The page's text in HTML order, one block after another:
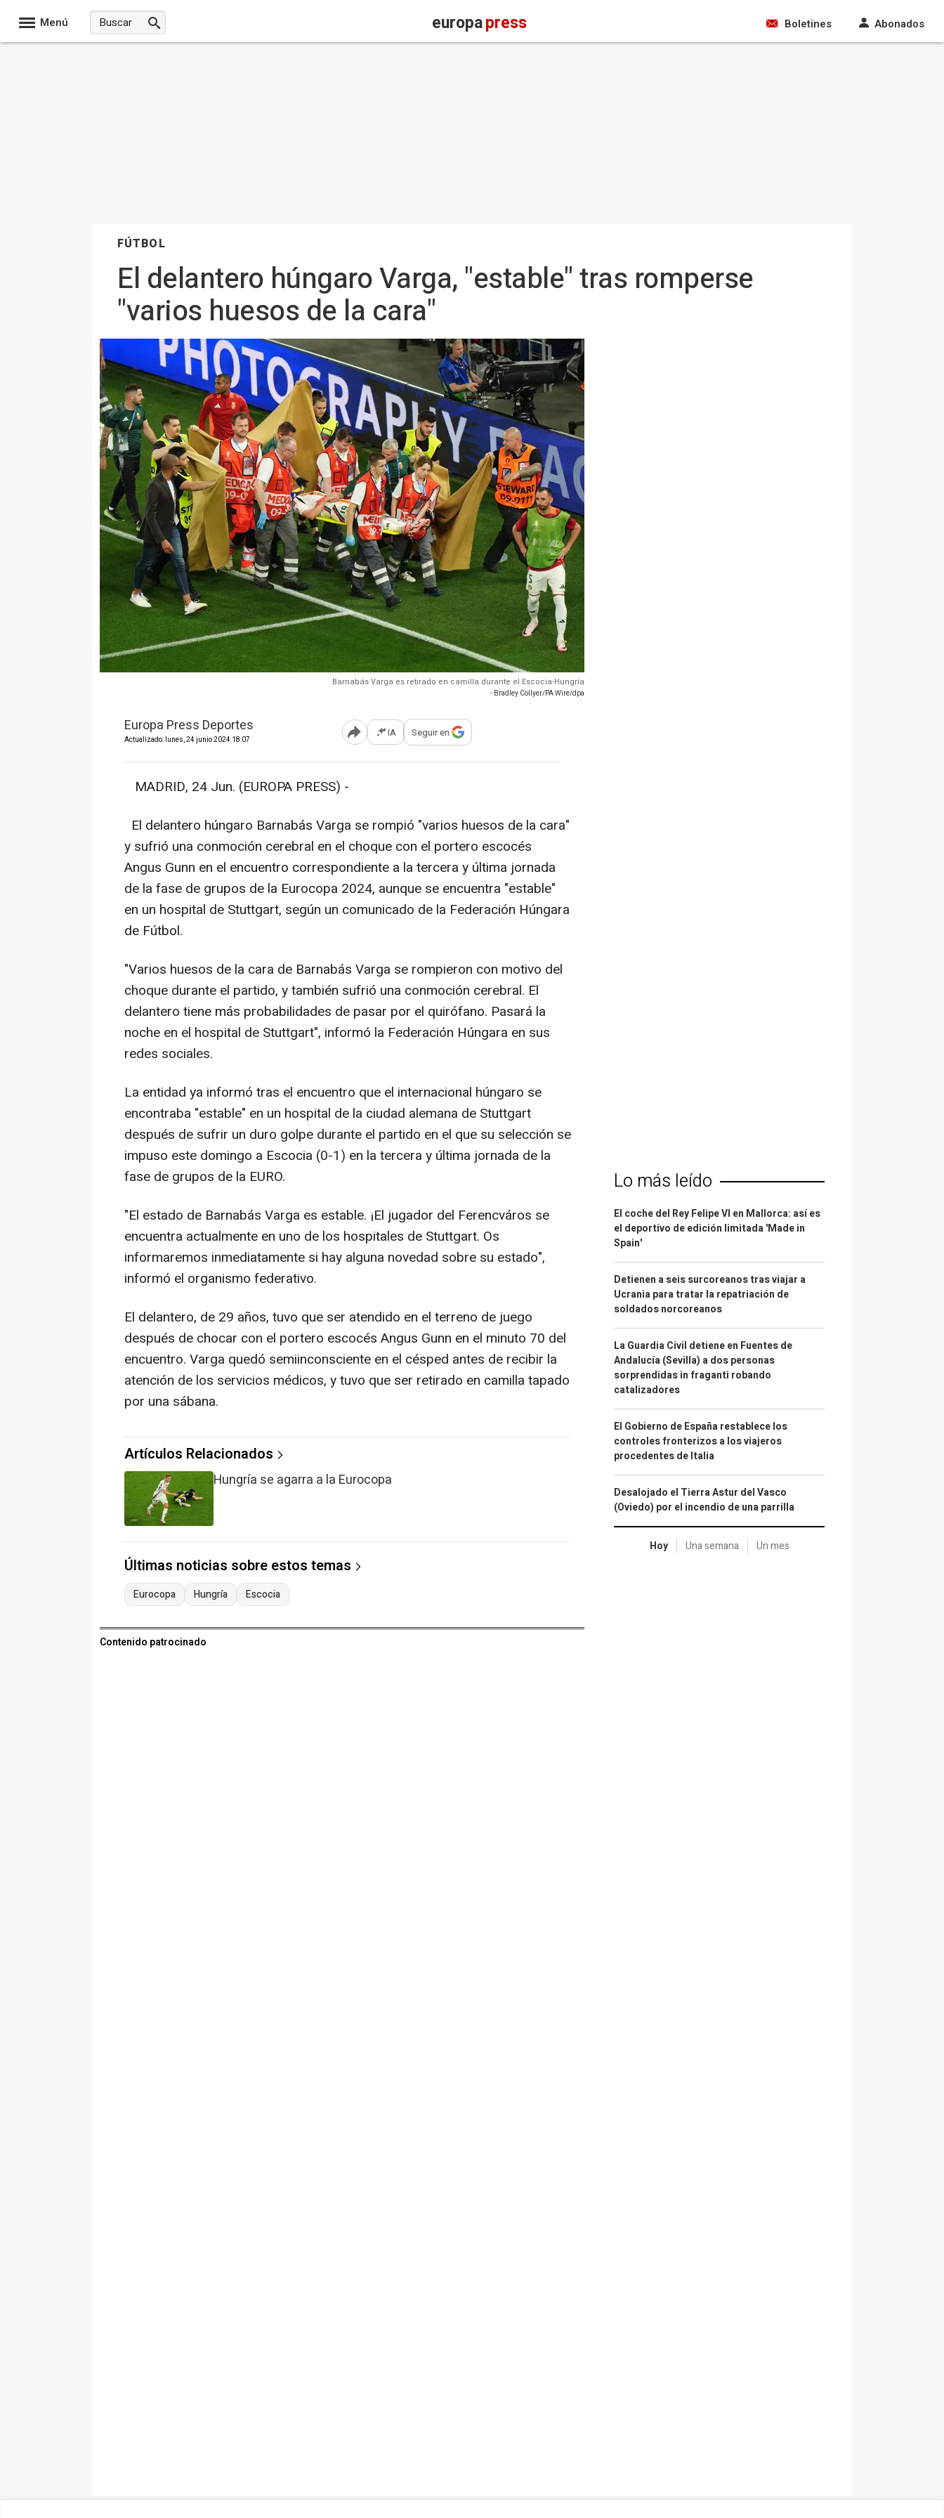
Menú europapress Boletines Abonados
FÚTBOL
El delantero húngaro Varga, "estable" tras romperse
"varios huesos de la cara"
Barnabás Varga es retirado en camilla durante el Escocia-Hungría
- Bradley Collyer/PA Wire/dpa
Europa Press Deportes
Actualizado: lunes, 24 junio 2024 18:07 Abrir opciones para compartir
IA Seguir en
MADRID, 24 Jun. (EUROPA PRESS) -
El delantero húngaro Barnabás Varga se rompió "varios huesos de la cara"
y sufrió una conmoción cerebral en el choque con el portero escocés
Angus Gunn en el encuentro correspondiente a la tercera y última jornada
de la fase de grupos de la Eurocopa 2024, aunque se encuentra "estable"
en un hospital de Stuttgart, según un comunicado de la Federación Húngara
de Fútbol.
"Varios huesos de la cara de Barnabás Varga se rompieron con motivo del
choque durante el partido, y también sufrió una conmoción cerebral. El
delantero tiene más probabilidades de pasar por el quirófano. Pasará la
noche en el hospital de Stuttgart", informó la Federación Húngara en sus
redes sociales.
La entidad ya informó tras el encuentro que el internacional húngaro se
encontraba "estable" en un hospital de la ciudad alemana de Stuttgart
después de sufrir un duro golpe durante el partido en el que su selección se
impuso este domingo a Escocia (0-1) en la tercera y última jornada de la
fase de grupos de la EURO.
"El estado de Barnabás Varga es estable. ¡El jugador del Ferencváros se
encuentra actualmente en uno de los hospitales de Stuttgart. Os
informaremos inmediatamente si hay alguna novedad sobre su estado",
informó el organismo federativo.
El delantero, de 29 años, tuvo que ser atendido en el terreno de juego
después de chocar con el portero escocés Angus Gunn en el minuto 70 del
encuentro. Varga quedó semiinconsciente en el césped antes de recibir la
atención de los servicios médicos, y tuvo que ser retirado en camilla tapado
por una sábana.
Artículos Relacionados
Hungría se agarra a la Eurocopa
Últimas noticias sobre estos temas
Eurocopa Hungría Escocia
Contenido patrocinado
Lo más leído
El coche del Rey Felipe VI en Mallorca: así es
el deportivo de edición limitada 'Made in
Spain'
Detienen a seis surcoreanos tras viajar a
Ucrania para tratar la repatriación de
soldados norcoreanos
La Guardia Civil detiene en Fuentes de
Andalucía (Sevilla) a dos personas
sorprendidas in fraganti robando
catalizadores
El Gobierno de España restablece los
controles fronterizos a los viajeros
procedentes de Italia
Desalojado el Tierra Astur del Vasco
(Oviedo) por el incendio de una parrilla
Hoy Una semana Un mes